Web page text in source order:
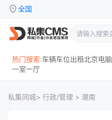
location_on全国
热门搜索:车辆车位出租北京电脑
一室一厅
私集同城> 行政/管理 > 潮南